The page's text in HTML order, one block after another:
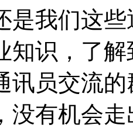
是我们这
知识，了
讯员交流
没有机会